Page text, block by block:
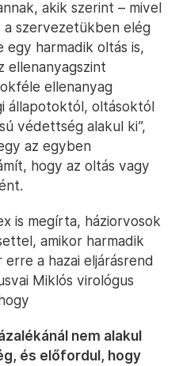
akik szerint – mivel
a szervezetükben elég
egy harmadik oltás is,
ellenanyagszint
ellenanyag
állapotoktól, oltásoktól
védettség alakul ki”,
az egyben
hogy az oltás vagy
is megírta, háziorvosok
amikor harmadik
a hazai eljárásrend
Miklós virológus
nem alakul
és előfordul, hogy